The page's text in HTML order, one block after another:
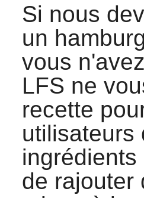
Si nous
un
vous
LFS ne
recette
utilisateurs
de rajouter